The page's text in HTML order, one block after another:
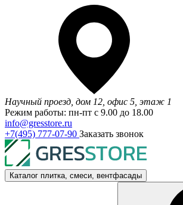
Научный проезд, дом 12, офис 5, этаж 1
Режим работы: пн-пт с 9.00 до 18.00
info@gresstore.ru
+7(495) 777-07-90 Заказать звонок
Каталог плитка, смеси, вентфасады